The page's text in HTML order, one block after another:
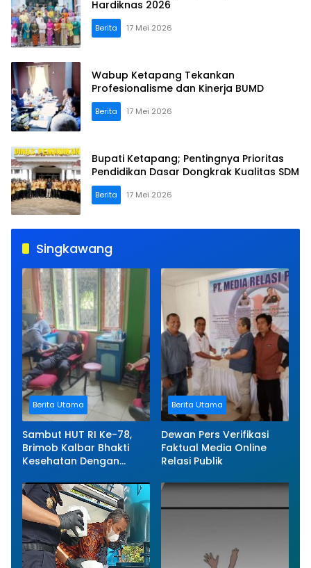
Hardiknas 2026
Berita 17 Mei 2026
Wabup Ketapang Tekankan
Profesionalisme dan Kinerja BUMD
Berita 17 Mei 2026
Bupati Ketapang; Pentingnya Prioritas
Pendidikan Dasar Dongkrak Kualitas SDM
Berita 17 Mei 2026
Singkawang
Berita Utama
Sambut HUT RI Ke-78,
Brimob Kalbar Bhakti
Kesehatan Dengan
Berita Utama
Dewan Pers Verifikasi
Faktual Media Online
Relasi Publik